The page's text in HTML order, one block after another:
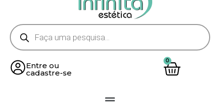
Entre ou
cadastre-se